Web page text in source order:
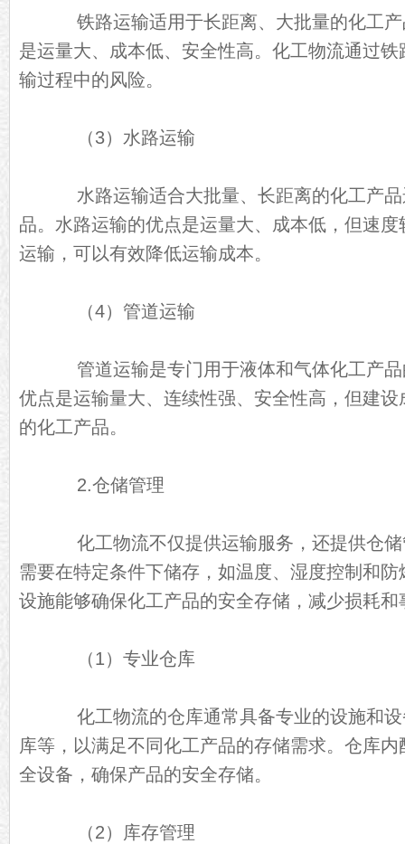
铁路运输适用于长距离、大批量的化工产
是运量大、成本低、安全性高。化工物流通过
输过程中的风险。
（3）水路运输
水路运输适合大批量、长距离的化工产品
品。水路运输的优点是运量大、成本低，但速
运输，可以有效降低运输成本。
（4）管道运输
管道运输是专门用于液体和气体化工产品
优点是运输量大、连续性强、安全性高，但建
的化工产品。
2.仓储管理
化工物流不仅提供运输服务，还提供仓储
需要在特定条件下储存，如温度、湿度控制和
设施能够确保化工产品的安全存储，减少损耗和
（1）专业仓库
化工物流的仓库通常具备专业的设施和设
库等，以满足不同化工产品的存储需求。仓库
全设备，确保产品的安全存储。
（2）库存管理